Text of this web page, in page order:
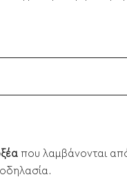
που λαμβάνονται